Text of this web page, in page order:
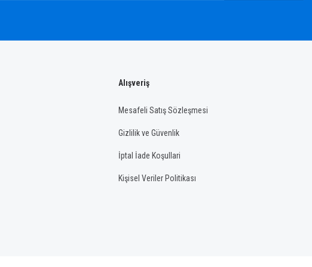
Alışveriş
Mesafeli Satış Sözleşmesi
Gizlilik ve Güvenlik
İptal İade Koşullari
Kişisel Veriler Politikası